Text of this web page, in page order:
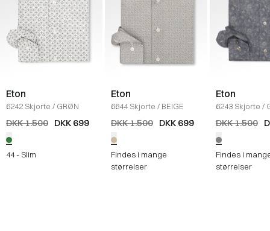
Eton
6242 Skjorte / GRØN
DKK 1.500 DKK 699
44 - Slim
Eton
6644 Skjorte / BEIGE
DKK 1.500 DKK 699
Findes i mange
størrelser
Eton
6243 Skjorte /
DKK 1.500
Findes i
størrelser